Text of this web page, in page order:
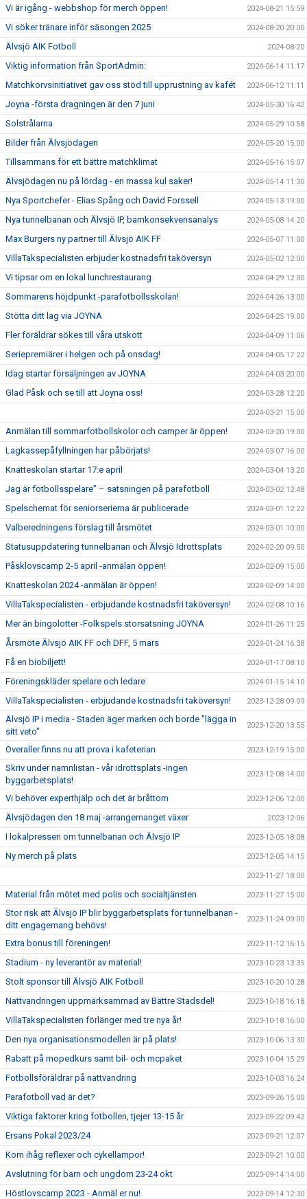
Vi är igång - webbshop för merch öppen! 2024-08-21 15:59
Vi söker tränare inför säsongen 2025 2024-08-20 20:00
Älvsjö AIK Fotboll 2024-08-20
Viktig information från SportAdmin: 2024-06-14 11:17
Matchkorvsinitiativet gav oss stöd till upprustning av kafét 2024-06-12 11:11
Joyna -första dragningen är den 7 juni 2024-05-30 16:42
Solstrålarna 2024-05-29 10:58
Bilder från Älvsjödagen 2024-05-20 15:00
Tillsammans för ett bättre matchklimat 2024-05-16 15:07
Älvsjödagen nu på lördag - en massa kul saker! 2024-05-14 11:30
Nya Sportchefer - Elias Spång och David Forssell 2024-05-13 19:00
Nya tunnelbanan och Älvsjö IP, barnkonsekvensanalys 2024-05-08 14:20
Max Burgers ny partner till Älvsjö AIK FF 2024-05-07 11:00
VillaTakspecialisten erbjuder kostnadsfri taköversyn 2024-05-02 12:00
Vi tipsar om en lokal lunchrestaurang 2024-04-29 12:00
Sommarens höjdpunkt -parafotbollsskolan! 2024-04-26 13:00
Stötta ditt lag via JOYNA 2024-04-25 19:00
Fler föräldrar sökes till våra utskott 2024-04-09 11:06
Seriepremiärer i helgen och på onsdag! 2024-04-05 17:22
Idag startar försäljningen av JOYNA 2024-04-03 20:00
Glad Påsk och se till att Joyna oss! 2024-03-28 12:20
2024-03-21 15:00
Anmälan till sommarfotbollskolor och camper är öppen! 2024-03-20 19:00
Lagkassepåfyllningen har påbörjats! 2024-03-07 16:00
Knatteskolan startar 17:e april 2024-03-04 13:20
Jag är fotbollsspelare” – satsningen på parafotboll 2024-03-02 12:48
Spelschemat för seniorserierna är publicerade 2024-03-01 12:22
Valberedningens förslag till årsmötet 2024-03-01 10:00
Statusuppdatering tunnelbanan och Älvsjö Idrottsplats 2024-02-20 09:50
Påsklovscamp 2-5 april -anmälan öppen! 2024-02-09 15:00
Knatteskolan 2024 -anmälan är öppen! 2024-02-09 14:00
VillaTakspecialisten - erbjudande kostnadsfri taköversyn! 2024-02-08 10:16
Mer än bingolotter -Folkspels storsatsning JOYNA 2024-01-26 11:25
Årsmöte Älvsjö AIK FF och DFF, 5 mars 2024-01-24 16:38
Få en biobiljett! 2024-01-17 08:10
Föreningskläder spelare och ledare 2024-01-15 14:10
VillaTakspecialisten - erbjudande kostnadsfri taköversyn! 2023-12-28 09:09
Älvsjö IP i media - Staden äger marken och borde "lägga in
sitt veto"
2023-12-20 13:55
Overaller finns nu att prova i kafeterian 2023-12-19 15:00
Skriv under namnlistan - vår idrottsplats -ingen
byggarbetsplats!
2023-12-08 14:00
Vi behöver experthjälp och det är bråttom 2023-12-06 12:00
Älvsjödagen den 18 maj -arrangemanget växer 2023-12-06
I lokalpressen om tunnelbanan och Älvsjö IP 2023-12-05 18:08
Ny merch på plats 2023-12-05 14:15
2023-11-27 18:00
Material från mötet med polis och socialtjänsten 2023-11-27 15:00
Stor risk att Älvsjö IP blir byggarbetsplats för tunnelbanan -
ditt engagemang behövs!
2023-11-24 09:00
Extra bonus till föreningen! 2023-11-12 16:15
Stadium - ny leverantör av material! 2023-10-23 13:35
Stolt sponsor till Älvsjö AIK Fotboll 2023-10-20 10:28
Nattvandringen uppmärksammad av Bättre Stadsdel! 2023-10-18 16:18
VillaTakspecialisten förlänger med tre nya år! 2023-10-18 16:00
Den nya organisationsmodellen är på plats! 2023-10-06 13:30
Rabatt på mopedkurs samt bil- och mcpaket 2023-10-04 15:29
Fotbollsföräldrar på nattvandring 2023-10-03 16:24
Parafotboll vad är det? 2023-09-26 15:00
Viktiga faktorer kring fotbollen, tjejer 13-15 år 2023-09-22 09:42
Ersans Pokal 2023/24 2023-09-21 12:07
Kom ihåg reflexer och cykellampor! 2023-09-21 10:00
Avslutning för barn och ungdom 23-24 okt 2023-09-14 14:00
Höstlovscamp 2023 - Anmäl er nu! 2023-09-14 12:30